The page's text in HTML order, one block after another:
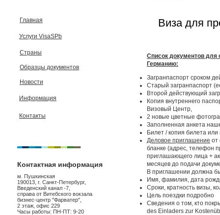
Главная
Услуги VisaSPb
Страны
Образцы документов
Новости
Информация
Контакты
Контактная информация
м. Пушкинская
190013, г. Санкт-Петербург,
Введенский канал -7,
справа от Витебского вокзала
бизнес-центр "Фарватер",
2 этаж, офис 229
Часы работы: ПН-ПТ: 9-20
Виза для
Список документов
Германию:
Загранпаспорт сроком
Старый загранпаспорт
Второй действующий
Копия внутреннего
Визовый Центр,
2 новые цветные
Заполненная анкета
Билет / копия билета
Деловое приглашение от
бланке (адрес, телефон
приглашающего лица +
месяцев до подачи
В приглашении должна
Имя, фамилия, дата
Сроки, кратность визы,
Цель поездки подробно
Сведения о том, кто
des Einladers zur